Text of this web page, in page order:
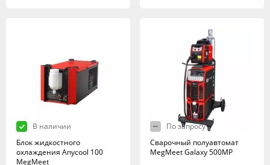
В наличии
Блок жидкостного
охлаждения Anycool 100
MegMeet
По запросу
Сварочный полуавтомат
MegMeet Galaxy 500MP